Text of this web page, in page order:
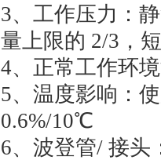
3、工作压力：
量上限的 2/3，
4、正常工作环
5、温度影响：
0.6%/10℃
6、波登管/ 接头